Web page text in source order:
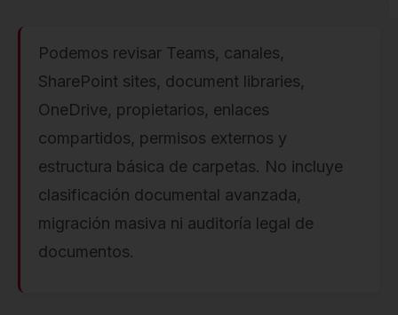
Podemos revisar Teams, canales,
SharePoint sites, document libraries,
OneDrive, propietarios, enlaces
compartidos, permisos externos y
estructura básica de carpetas. No incluye
clasificación documental avanzada,
migración masiva ni auditoría legal de
documentos.